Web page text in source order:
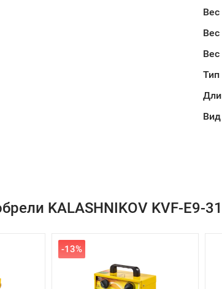
Вес
Вес
Вес
Тип
Вид
KALASHNIKOV KVF-E9-
-13%